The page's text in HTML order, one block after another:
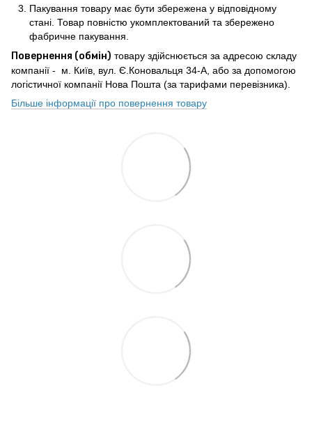
Пакування товару має бути збережена у відповідному
стані. Товар повністю укомплектований та збережено
фабричне пакування.
Повернення (обмін) товару здійснюється за адресою складу
компанії - м. Київ, вул. Є.Коновальця 34-А, або за допомогою
логістичної компанії Нова Пошта (за тарифами перевізника).
Більше інформації про повернення товару